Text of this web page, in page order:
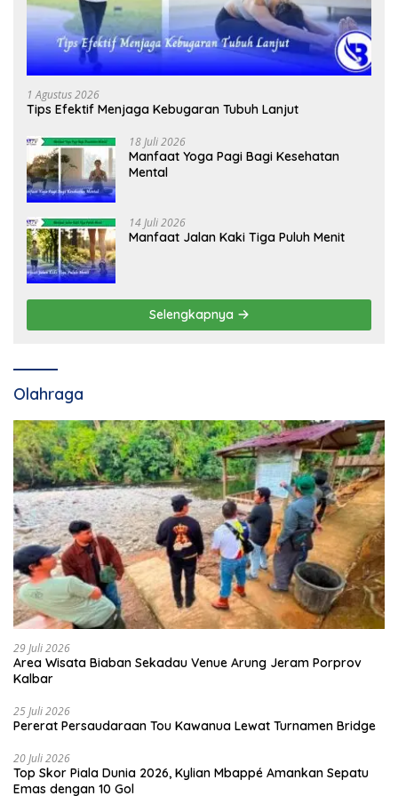
1 Agustus 2026
Tips Efektif Menjaga Kebugaran Tubuh Lanjut
18 Juli 2026
Manfaat Yoga Pagi Bagi Kesehatan
Mental
14 Juli 2026
Manfaat Jalan Kaki Tiga Puluh Menit
Selengkapnya
Olahraga
29 Juli 2026
Area Wisata Biaban Sekadau Venue Arung Jeram Porprov
Kalbar
25 Juli 2026
Pererat Persaudaraan Tou Kawanua Lewat Turnamen Bridge
20 Juli 2026
Top Skor Piala Dunia 2026, Kylian Mbappé Amankan Sepatu
Emas dengan 10 Gol